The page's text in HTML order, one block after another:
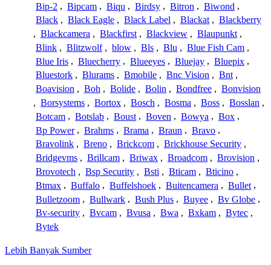
Bip-2 , Bipcam , Biqu , Birdsy , Bitron , Biwond ,
Black , Black Eagle , Black Label , Blackat , Blackberry
, Blackcamera , Blackfirst , Blackview , Blaupunkt ,
Blink , Blitzwolf , blow , Bls , Blu , Blue Fish Cam ,
Blue Iris , Bluecherry , Blueeyes , Bluejay , Bluepix ,
Bluestork , Blurams , Bmobile , Bnc Vision , Bnt ,
Boavision , Boh , Bolide , Bolin , Bondfree , Bonvision
, Borsystems , Bortox , Bosch , Bosma , Boss , Bosslan ,
Botcam , Botslab , Boust , Boven , Bowya , Box ,
Bp Power , Brahms , Brama , Braun , Bravo ,
Bravolink , Breno , Brickcom , Brickhouse Security ,
Bridgevms , Brillcam , Briwax , Broadcom , Brovision ,
Brovotech , Bsp Security , Bsti , Bticam , Bticino ,
Btmax , Buffalo , Buffelshoek , Buitencamera , Bullet ,
Bulletzoom , Bullwark , Bush Plus , Buyee , Bv Globe ,
Bv-security , Bvcam , Bvusa , Bwa , Bxkam , Bytec ,
Bytek
Lebih Banyak Sumber